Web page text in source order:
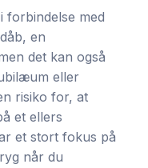
forbindelse med
en
det kan også
eller
risiko for, at
et ellers
et stort fokus på
når du